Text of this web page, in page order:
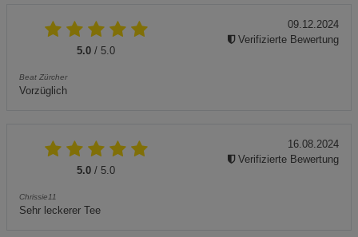
5.0 / 5.0
Beat Zürcher
Vorzüglich
09.12.2024
Verifizierte Bewertung
5.0 / 5.0
Chrissie11
Sehr leckerer Tee
16.08.2024
Verifizierte Bewertung